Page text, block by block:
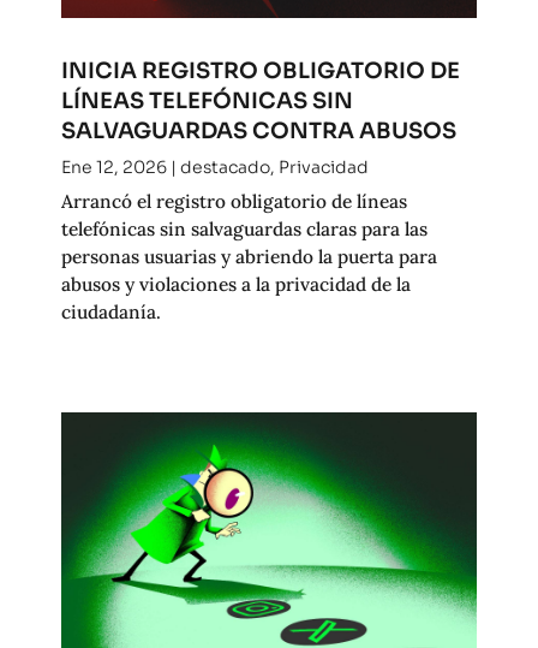
INICIA REGISTRO OBLIGATORIO DE
LÍNEAS TELEFÓNICAS SIN
SALVAGUARDAS CONTRA ABUSOS
Ene 12, 2026| destacado, Privacidad
Arrancó el registro obligatorio de líneas
telefónicas sin salvaguardas claras para las
personas usuarias y abriendo la puerta para
abusos y violaciones a la privacidad de la
ciudadanía.